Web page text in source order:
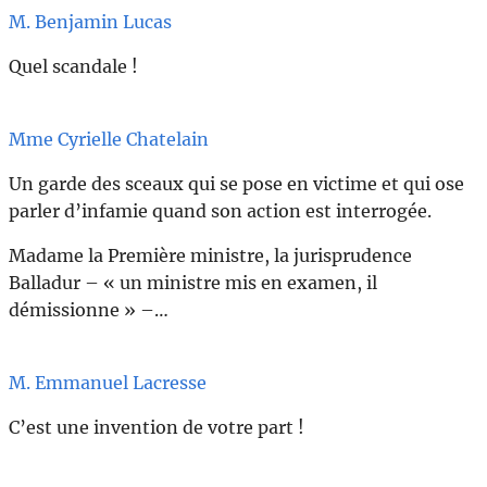
M. Benjamin Lucas
Quel scandale !
Mme Cyrielle Chatelain
Un garde des sceaux qui se pose en victime et qui ose
parler d’infamie quand son action est interrogée.
Madame la Première ministre, la jurisprudence
Balladur – « un ministre mis en examen, il
démissionne » –…
M. Emmanuel Lacresse
C’est une invention de votre part !